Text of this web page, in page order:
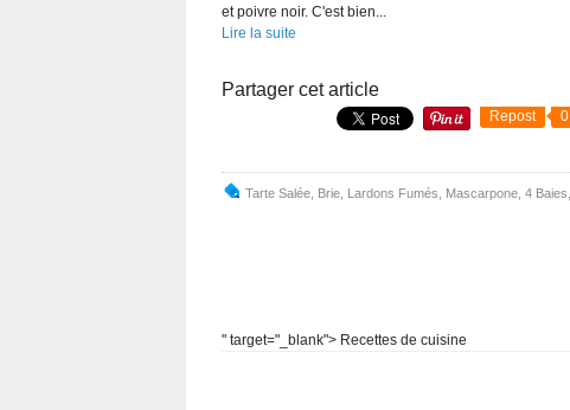
et poivre noir. C'est bien...
Lire la suite
Partager cet article
Repost 0
Tarte Salée Brie Lardons Fumés Mascarpone 4 Baies
" target="_blank"> Recettes de cuisine